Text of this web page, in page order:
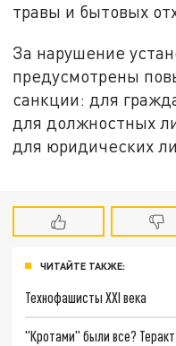
травы и бытовых
За нарушение
предусмотрены
санкции: для
для должностных
для юридических
ЧИТАЙТЕ ТАКЖЕ:
Технофашисты XXI века
"Кротами" были все?